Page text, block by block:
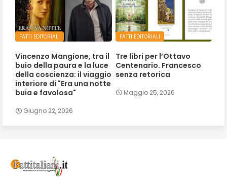
FATTI EDITORIALI
Vincenzo Mangione, tra il
buio della paura e la luce
della coscienza: il viaggio
interiore di "Era una notte
buia e favolosa"
Giugno 22, 2026
FATTI EDITORIALI
Tre libri per l’Ottavo
Centenario. Francesco
senza retorica
Maggio 25, 2026